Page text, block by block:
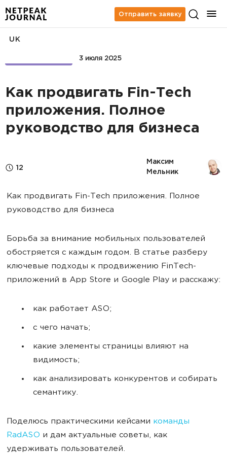
Отправить заявку
3 июля 2025
UK
Как продвигать Fin-Tech
приложения. Полное
руководство для бизнеса
12
Максим
Мельник
Как продвигать Fin-Tech приложения. Полное
руководство для бизнеса
Борьба за внимание мобильных пользователей
обостряется с каждым годом. В статье разберу
ключевые подходы к продвижению FinTech-
приложений в App Store и Google Play и расскажу:
как работает ASO;
с чего начать;
какие элементы страницы влияют на
видимость;
как анализировать конкурентов и собирать
семантику.
Поделюсь практическими кейсами команды
RadASO и дам актуальные советы, как
удерживать пользователей.